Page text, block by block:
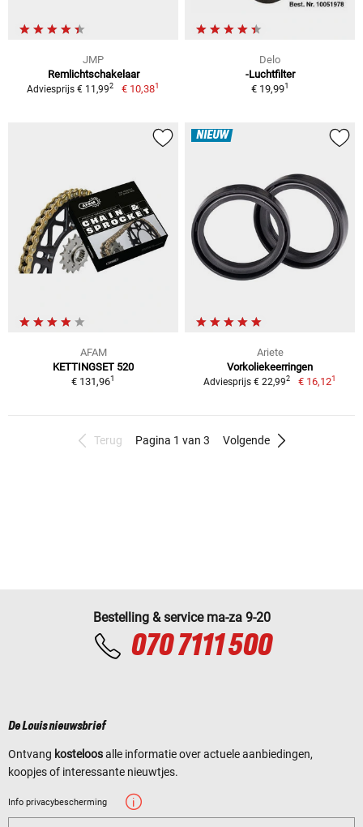
JMP
Remlichtschakelaar
Adviesprijs € 11,992 € 10,381
Delo
-Luchtfilter
€ 19,991
AFAM
KETTINGSET 520
€ 131,961
NIEUW
Ariete
Vorkoliekeerringen
Adviesprijs € 22,992 € 16,121
Terug Pagina 1 van 3 Volgende
Bestelling & service ma-za 9-20
070 7111 500
De Louis nieuwsbrief
Ontvang kosteloosalle informatie over actuele aanbiedingen,
koopjes of interessante nieuwtjes.
Info privacybescherming